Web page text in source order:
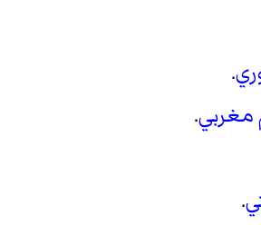
.
مغربي.
.